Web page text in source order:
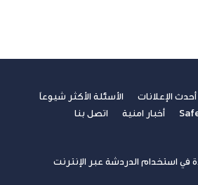
أحدث الإعلانات
الأسئلة الأكثر شيوعاً
أخبار امنية
اتصل بنا
استخدام الدردشة عبر الإنترنت